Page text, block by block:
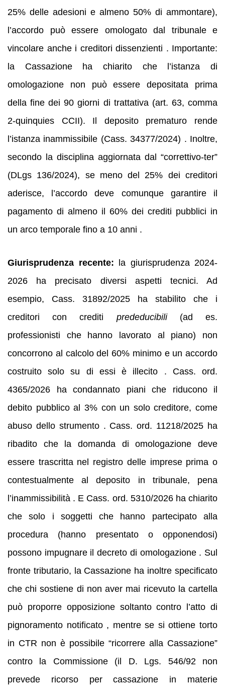
25% delle adesioni e almeno 50% di ammontare),
l’accordo può essere omologato dal tribunale e
vincolare anche i creditori dissenzienti . Importante:
la Cassazione ha chiarito che l’istanza di
omologazione non può essere depositata prima
della fine dei 90 giorni di trattativa (art. 63, comma
2-quinquies CCII). Il deposito prematuro rende
l’istanza inammissibile (Cass. 34377/2024) . Inoltre,
secondo la disciplina aggiornata dal “correttivo-ter”
(DLgs 136/2024), se meno del 25% dei creditori
aderisce, l’accordo deve comunque garantire il
pagamento di almeno il 60% dei crediti pubblici in
un arco temporale fino a 10 anni .
Giurisprudenza recente: la giurisprudenza 2024-
2026 ha precisato diversi aspetti tecnici. Ad
esempio, Cass. 31892/2025 ha stabilito che i
creditori con crediti prededucibili(ad es.
professionisti che hanno lavorato al piano) non
concorrono al calcolo del 60% minimo e un accordo
costruito solo su di essi è illecito . Cass. ord.
4365/2026 ha condannato piani che riducono il
debito pubblico al 3% con un solo creditore, come
abuso dello strumento . Cass. ord. 11218/2025 ha
ribadito che la domanda di omologazione deve
essere trascritta nel registro delle imprese prima o
contestualmente al deposito in tribunale, pena
l’inammissibilità . E Cass. ord. 5310/2026 ha chiarito
che solo i soggetti che hanno partecipato alla
procedura (hanno presentato o opponendosi)
possono impugnare il decreto di omologazione . Sul
fronte tributario, la Cassazione ha inoltre specificato
che chi sostiene di non aver mai ricevuto la cartella
può proporre opposizione soltanto contro l’atto di
pignoramento notificato , mentre se si ottiene torto
in CTR non è possibile “ricorrere alla Cassazione”
contro la Commissione (il D. Lgs. 546/92 non
prevede ricorso per cassazione in materie